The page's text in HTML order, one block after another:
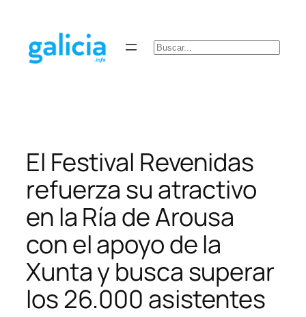
contenido
Buscar
El Festival Revenidas
refuerza su atractivo
en la Ría de Arousa
con el apoyo de la
Xunta y busca superar
los 26.000 asistentes